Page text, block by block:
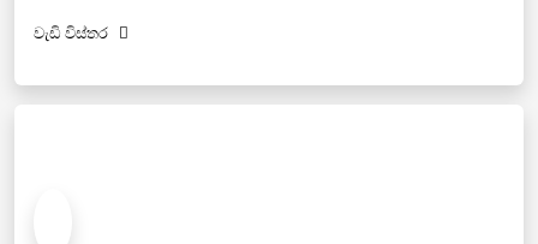
වැඩි විස්තර